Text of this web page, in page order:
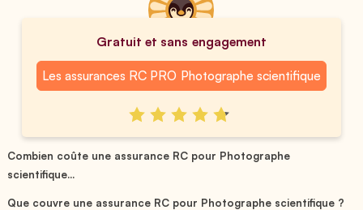
Gratuit et sans engagement
Les assurances RC PRO Photographe scientifique
Combien coûte une assurance RC pour Photographe
scientifique...
Que couvre une assurance RC pour Photographe scientifique ?